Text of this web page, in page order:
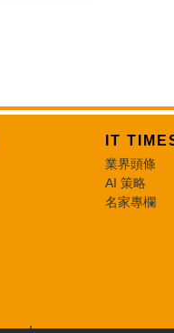
IT
業界頭條
AI 策略
名家專欄